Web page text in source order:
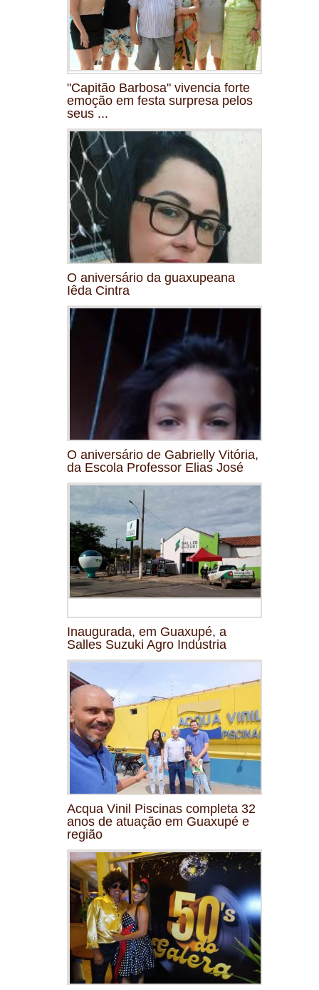
"Capitão Barbosa" vivencia forte
emoção em festa surpresa pelos
seus ...
O aniversário da guaxupeana
Iêda Cintra
O aniversário de Gabrielly Vitória,
da Escola Professor Elias José
Inaugurada, em Guaxupé, a
Salles Suzuki Agro Indústria
Acqua Vinil Piscinas completa 32
anos de atuação em Guaxupé e
região